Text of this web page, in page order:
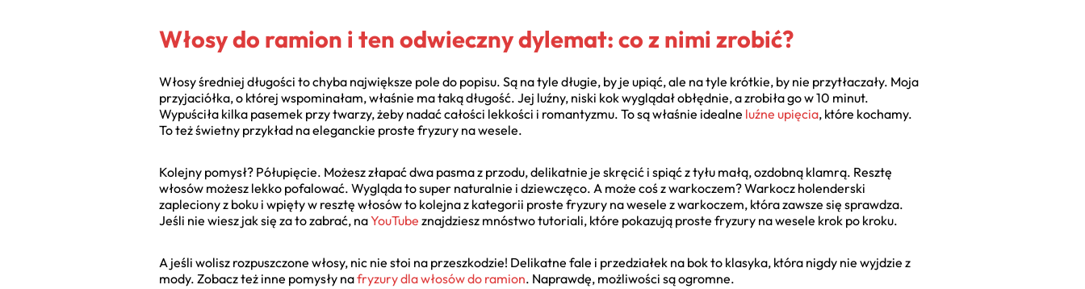
Włosy do ramion i ten odwieczny dylemat: co z nimi zrobić?
Włosy średniej długości to chyba największe pole do popisu. Są na tyle długie, by je upiąć, ale na tyle krótkie, by nie przytłaczały. Moja
przyjaciółka, o której wspominałam, właśnie ma taką długość. Jej luźny, niski kok wyglądał obłędnie, a zrobiła go w 10 minut.
Wypuściła kilka pasemek przy twarzy, żeby nadać całości lekkości i romantyzmu. To są właśnie idealne luźne upięcia, które kochamy.
To też świetny przykład na eleganckie proste fryzury na wesele.
Kolejny pomysł? Półupięcie. Możesz złapać dwa pasma z przodu, delikatnie je skręcić i spiąć z tyłu małą, ozdobną klamrą. Resztę
włosów możesz lekko pofalować. Wygląda to super naturalnie i dziewczęco. A może coś z warkoczem? Warkocz holenderski
zapleciony z boku i wpięty w resztę włosów to kolejna z kategorii proste fryzury na wesele z warkoczem, która zawsze się sprawdza.
Jeśli nie wiesz jak się za to zabrać, naYouTube znajdziesz mnóstwo tutoriali, które pokazują proste fryzury na wesele krok po kroku.
A jeśli wolisz rozpuszczone włosy, nic nie stoi na przeszkodzie! Delikatne fale i przedziałek na bok to klasyka, która nigdy nie wyjdzie z
mody. Zobacz też inne pomysły nafryzury dla włosów do ramion. Naprawdę, możliwości są ogromne.